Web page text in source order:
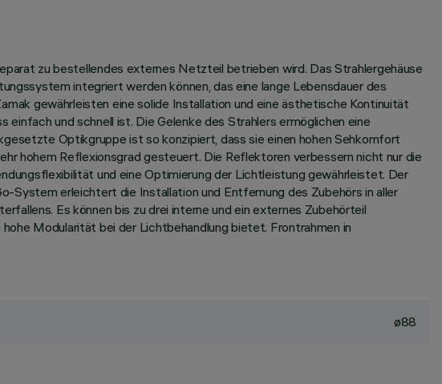
zu bestellendes externes Netzteil betrieben wird. Das Strahlergehäuse
integriert werden können, das eine lange Lebensdauer des
gewährleisten eine solide Installation und eine ästhetische Kontinuität
und schnell ist. Die Gelenke des Strahlers ermöglichen eine
Optikgruppe ist so konzipiert, dass sie einen hohen Sehkomfort
hohem Reflexionsgrad gesteuert. Die Reflektoren verbessern nicht nur die
und eine Optimierung der Lichtleistung gewährleistet. Der
System erleichtert die Installation und Entfernung des Zubehörs in aller
Es können bis zu drei interne und ein externes Zubehörteil
Modularität bei der Lichtbehandlung bietet. Frontrahmen in
ø88